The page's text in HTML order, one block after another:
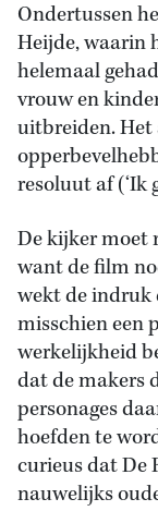
Ondertussen
Heijde, waarin
helemaal
vrouw en
uitbreiden.
resoluut af (‘Ik
De kijker moet
want de film
wekt de indruk
misschien een
werkelijkheid
dat de makers
personages
hoefden te
curieus dat De
nauwelijks